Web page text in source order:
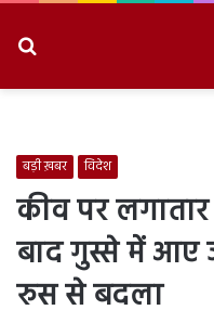
बड़ी ख़बर विदेश
कीव पर
बाद गुस्से में आए
रुस से बदला